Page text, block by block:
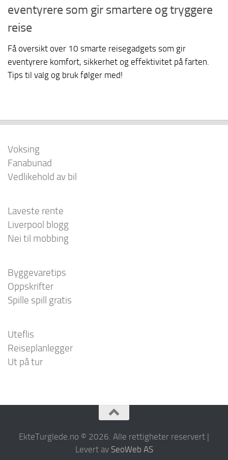
eventyrere som gir smartere og tryggere
reise
Få oversikt over 10 smarte reisegadgets som gir
eventyrere komfort, sikkerhet og effektivitet på farten.
Tips til valg og bruk følger med!
Voksing
Fanabunad
Vedlikehold av bil
Laveste rente
Liverpool blogg
Nei til mobbing
Byggevaretips
Oppskrifter
Spille spill gratis
Uteflis
Reiseplanlegger
Ut på tur
EkteTurglede.no © 2026. Alle rettigheter reservert |
Levert av SeoWeb AS